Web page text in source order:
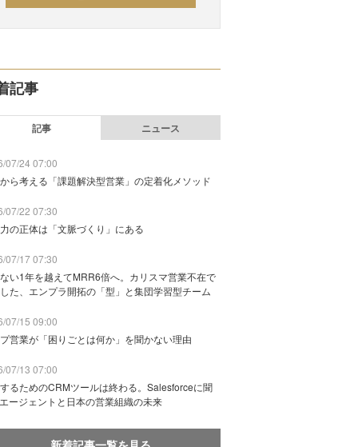
記事
記事 ニュース
07/24 07:00
ら考える「課題解決型営業」の定着化メソッド
07/22 07:30
の正体は「文脈づくり」にある
07/17 07:30
い1年を越えてMRR6倍へ。カリスマ営業不在で
た、エンプラ開拓の「型」と集団学習型チーム
07/15 09:00
営業が「困りごとは何か」を聞かない理由
07/13 07:00
るためのCRMツールは終わる。Salesforceに聞
ージェントと日本の営業組織の未来